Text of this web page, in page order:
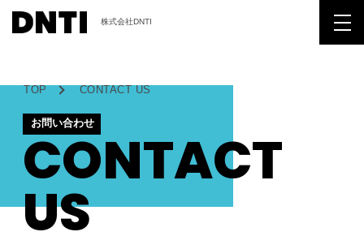
株式会社DNTI
TOP CONTACT US
お問い合わせ
CONTACT
US